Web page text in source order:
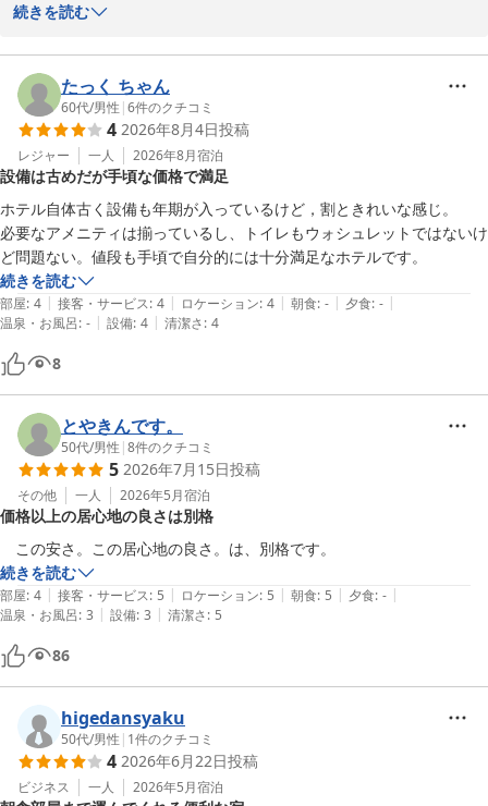
葉をお寄せいただき誠にありがとうございます。
目指してまいります。
お客様のまたのお越しをスタッフ一同お待ちしております。
ＨＯＴＥＬ ＦＲＥＥ ＳＴＹＬＥ
2026-06-21
続きを読む
たっく ちゃん
60代/男性 |6件のクチコミ
4 2026年8月4日投稿
レジャー 一人 2026年8月宿泊
設備は古めだが手頃な価格で満足
ホテル自体古く設備も年期が入っているけど，割ときれいな感じ。
必要なアメニティは揃っているし、トイレもウォシュレットではないけ
ど問題ない。値段も手頃で自分的には十分満足なホテルです。
続きを読む
部屋: 4 | 接客・サービス: 4 | ロケーション: 4 | 朝食: - | 夕食: - |
温泉・お風呂: - | 設備: 4 | 清潔さ: 4
8
とやきんです。
50代/男性 |8件のクチコミ
5 2026年7月15日投稿
その他 一人 2026年5月宿泊
価格以上の居心地の良さは別格
この安さ。この居心地の良さ。は、別格です。
続きを読む
部屋: 4 | 接客・サービス: 5 | ロケーション: 5 | 朝食: 5 | 夕食: - |
温泉・お風呂: 3 | 設備: 3 | 清潔さ: 5
86
higedansyaku
50代/男性 | 1件のクチコミ
4 2026年6月22日投稿
ビジネス 一人 2026年5月宿泊